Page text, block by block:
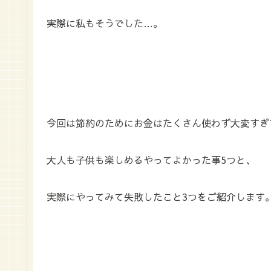
実際に私もそうでした…。
今回は節約のためにお金はたくさん使わず大変す
大人も子供も楽しめるやってよかった事5つと、
実際にやってみて失敗したこと3つをご紹介します